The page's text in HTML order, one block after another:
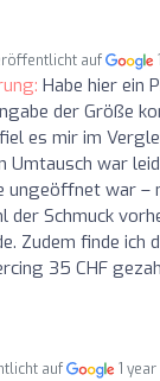
auf
Habe hier ein
der Größe
es mir im
Umtausch war
ungeöffnet war –
der Schmuck
Zudem finde ich
35 CHF
auf 1